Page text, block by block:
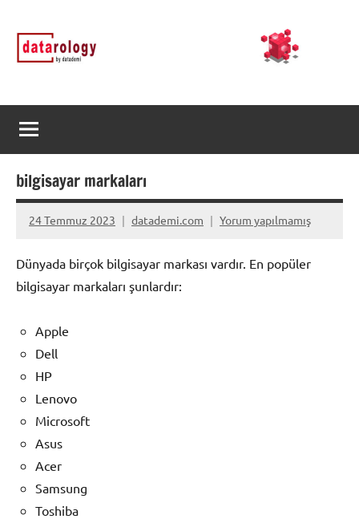
geçDATArology
by
rology
bilgisayar markaları
24 Temmuz 2023 datademi.com Yorum yapılmamış
Dünyada birçok bilgisayar markası vardır. En popüler
bilgisayar markaları şunlardır:
Apple
Dell
HP
Lenovo
Microsoft
Asus
Acer
Samsung
Toshiba